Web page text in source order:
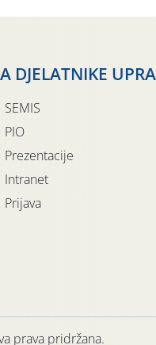
DJELATNIKE
SEMIS
PIO
Prezentacije
Intranet
Prijava
prava pridržana.